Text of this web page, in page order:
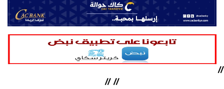
//
//
//